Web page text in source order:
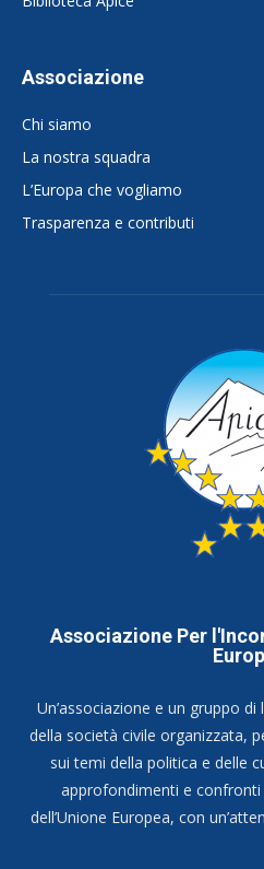
Associazione
Chi siamo
La nostra squadra
L’Europa che vogliamo
Trasparenza e contributi
Associazione Per
Un’associazione e un gruppo
della società civile organizzata,
sui temi della politica e delle
approfondimenti e
dell’Unione Europea, con